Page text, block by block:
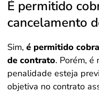
É permitido
cancelamento
Sim, é permitido
de contrato. Porém, é
penalidade esteja
objetiva no contrato